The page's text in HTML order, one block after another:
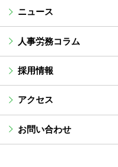
ニュース
人事労務コラム
採用情報
アクセス
お問い合わせ